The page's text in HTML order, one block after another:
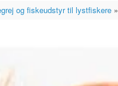
og fiskeudstyr til lystfiskere»